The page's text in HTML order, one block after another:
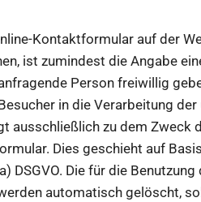
Kontaktformular auf der
ist zumindest die Angabe
Person freiwillig
in die Verarbeitung
ausschließlich zu dem Zweck
Dies geschieht auf
DSGVO. Die für die
automatisch gelöscht,